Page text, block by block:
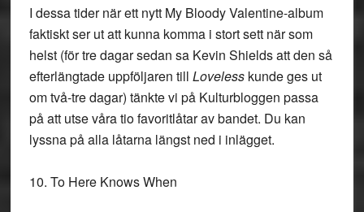
I dessa tider när ett nytt My Bloody Valentine-album
faktiskt ser ut att kunna komma i stort sett när som
helst (för tre dagar sedan sa Kevin Shields att den så
efterlängtade uppföljaren till Lovelesskunde ges ut
om två-tre dagar) tänkte vi på Kulturbloggen passa
på att utse våra tio favoritlåtar av bandet. Du kan
lyssna på alla låtarna längst ned i inlägget.
10. To Here Knows When